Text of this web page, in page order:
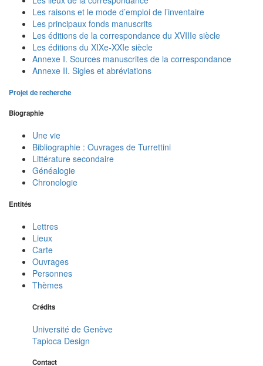
Les raisons et le mode d’emploi de l’inventaire
Les principaux fonds manuscrits
Les éditions de la correspondance du XVIIIe siècle
Les éditions du XIXe-XXIe siècle
Annexe I. Sources manuscrites de la correspondance
Annexe II. Sigles et abréviations
Projet de recherche
Biographie
Une vie
Bibliographie : Ouvrages de Turrettini
Littérature secondaire
Généalogie
Chronologie
Entités
Lettres
Lieux
Carte
Ouvrages
Personnes
Thèmes
Crédits
Université de Genève
Tapioca Design
Contact